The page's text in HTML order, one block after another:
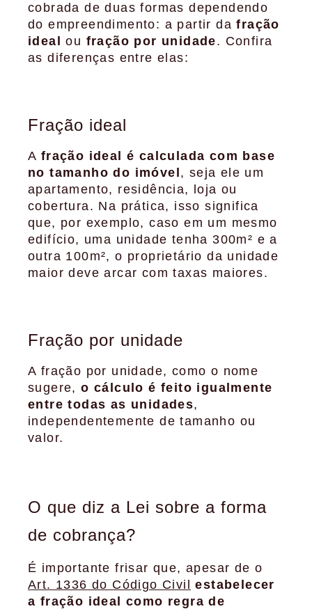
cobrada de duas formas dependendo
do empreendimento: a partir dafração
ideal
ou fração por unidade. Confira
as diferenças entre elas:
Fração ideal
A fração ideal é calculada com base
no tamanho do imóvel , seja ele um
apartamento, residência, loja ou
cobertura. Na prática, isso significa
que, por exemplo, caso em um mesmo
edifício, uma unidade tenha 300m² e a
outra 100m², o proprietário da unidade
maior deve arcar com taxas maiores.
Fração por unidade
A fração por unidade, como o nome
sugere,o cálculo é feito igualmente
entre todas as unidades,
independentemente de tamanho ou
valor.
O que diz a Lei sobre a forma
de cobrança?
É importante frisar que, apesar de o
Art. 1336 do Código Civil
estabelecer
a fração ideal como regra de